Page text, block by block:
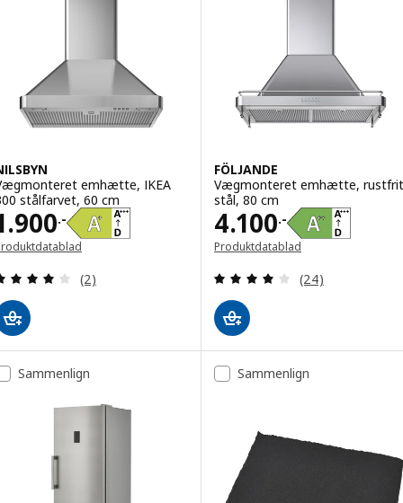
emhætte, IKEA
stålfarvet, 60 cm
.-
1900.-
Anmeld: 4 ud af 5 Stjerner. Anmeldelser i alt:
(2)
FÖLJANDE
Vægmonteret emhætte, rustfrit
stål, 80 cm
4.100.-
Pris 4100.-
Produktdatablad
Anmeld: 4 ud
(24)
Sammenlign Sammenlign